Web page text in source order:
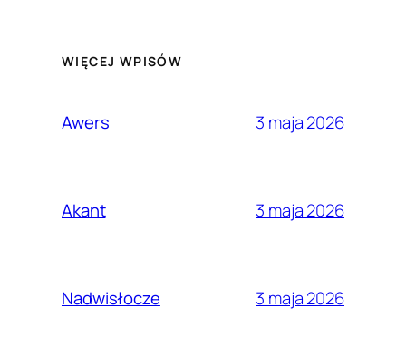
WIĘCEJ WPISÓW
Awers 3 maja 2026
Akant 3 maja 2026
Nadwisłocze 3 maja 2026